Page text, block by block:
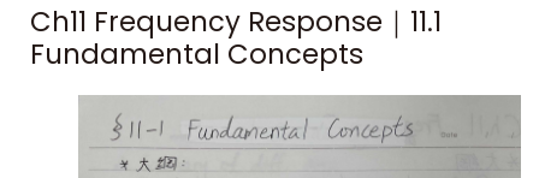
Ch11 Frequency Response｜11.1
Fundamental Concepts